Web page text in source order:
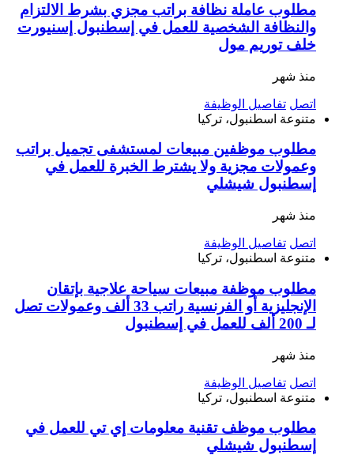
مطلوب عاملة نظافة براتب مجزي بشرط الالتزام
والنظافة الشخصية للعمل في إسطنبول إسنيورت
خلف توريم مول
منذ شهر
اتصل تفاصيل الوظيفة
متنوعة اسطنبول، تركيا
مطلوب موظفين مبيعات لمستشفى تجميل براتب
وعمولات مجزية ولا يشترط الخبرة للعمل في
إسطنبول شيشلي
منذ شهر
اتصل تفاصيل الوظيفة
متنوعة اسطنبول، تركيا
مطلوب موظفة مبيعات سياحة علاجية بإتقان
الإنجليزية أو الفرنسية راتب 33 ألف وعمولات تصل
لـ 200 ألف للعمل في إسطنبول
منذ شهر
اتصل تفاصيل الوظيفة
متنوعة اسطنبول، تركيا
مطلوب موظف تقنية معلومات إي تي للعمل في
إسطنبول شيشلي